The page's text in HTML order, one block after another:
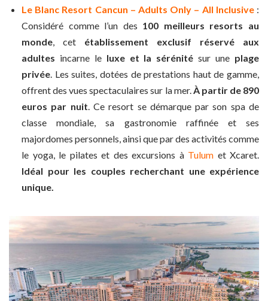
Le Blanc Resort Cancun – Adults Only – All Inclusive:
Considéré comme l’un des 100 meilleurs resorts au
monde, cet établissement exclusif réservé aux
adultes incarne le luxe et la sérénité sur une plage
privée. Les suites, dotées de prestations haut de gamme,
offrent des vues spectaculaires sur la mer.À partir de 890
euros par nuit. Ce resort se démarque par son spa de
classe mondiale, sa gastronomie raffinée et ses
majordomes personnels, ainsi que par des activités comme
le yoga, le pilates et des excursions à Tulum et Xcaret.
Idéal pour les couples recherchant une expérience
unique.